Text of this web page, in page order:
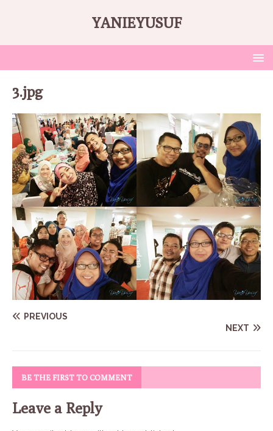
YANIEYUSUF
3.jpg
PREVIOUS
NEXT
BE THE FIRST TO COMMENT
Leave a Reply